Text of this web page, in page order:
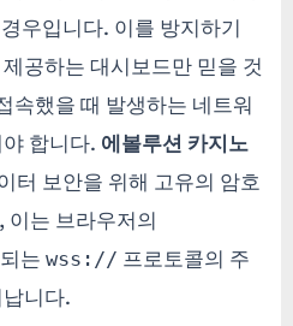
우입니다. 이를 방지하기
공하는 대시보드만 믿을 것
속했을 때 발생하는 네트워
합니다. 에볼루션 카지노
터 보안을 위해 고유의 암호
이는 브라우저의
는 wss:// 프로토콜의 주
니다.